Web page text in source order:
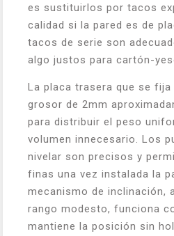
es sustituirlos por tacos
calidad si la pared es de
tacos de serie son
algo justos para cartón-
La placa trasera que se
grosor de 2mm
para distribuir el peso
volumen innecesario. Los
nivelar son precisos y
finas una vez instalada la
mecanismo de inclinación,
rango modesto, funciona
mantiene la posición sin